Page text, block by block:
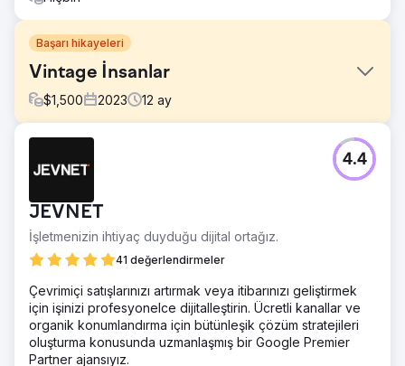
Başarı hikayeleri
Vintage İnsanlar
$1,500 2023 12 ay
Jen, Google'ın ilk sayfasına çıkmakta zorlandığı ve
Vintage Giyim satışlarının durgunlaştığı için Şubat ayında
bizimle iletişime geçti. Beyond Retro ve The Vintage
Store Online gibi firmalarla eşit şartlarda rekabet etmek
istiyordu.
Çözüm
bulunmadığını fark etti. Ayrıca meta veriler çok zayıftı ve
backlink profilleri de biraz dağınıktı, bu da bize hem sayfa
içi hem de sayfa dışı SEO stratejilerini geliştirme fırsatı
sağladı.
JEVNET
İşletmenizin ihtiyaç duyduğu dijital ortağız.
41 değerlendirmeler
4.4
Çevrimiçi satışlarınızı artırmak veya itibarınızı geliştirmek
için işinizi profesyonelce dijitalleştirin. Ücretli kanallar ve
organik konumlandırma için bütünleşik çözüm stratejileri
oluşturma konusunda uzmanlaşmış bir Google Premier
Partner ajansıyız.